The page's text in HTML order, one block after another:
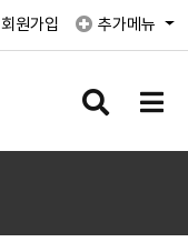
회원가입 추가메뉴
검
버
메
버